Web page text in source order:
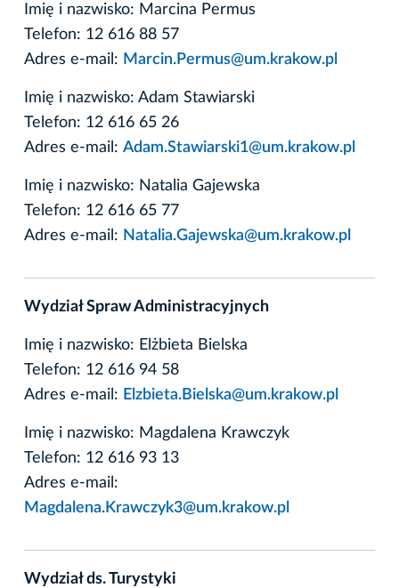
Imię i nazwisko: Marcina Permus
Telefon: 12 616 88 57
Adres e-mail: Marcin.Permus@um.krakow.pl
Imię i nazwisko: Adam Stawiarski
Telefon: 12 616 65 26
Adres e-mail: Adam.Stawiarski1@um.krakow.pl
Imię i nazwisko: Natalia Gajewska
Telefon: 12 616 65 77
Adres e-mail: Natalia.Gajewska@um.krakow.pl
Wydział Spraw Administracyjnych
Imię i nazwisko: Elżbieta Bielska
Telefon: 12 616 94 58
Adres e-mail: Elzbieta.Bielska@um.krakow.pl
Imię i nazwisko: Magdalena Krawczyk
Telefon: 12 616 93 13
Adres e-mail:
Magdalena.Krawczyk3@um.krakow.pl
Wydział ds. Turystyki